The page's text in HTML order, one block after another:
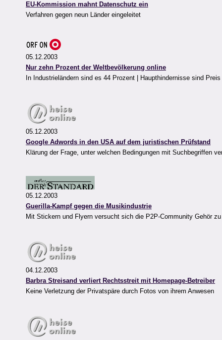
EU-Kommission mahnt Datenschutz ein
Verfahren gegen neun Länder eingeleitet
05.12.2003
Nur zehn Prozent der Weltbevölkerung online
In Industrieländern sind es 44 Prozent | Haupthindernisse sind
05.12.2003
Google Adwords in den USA auf dem juristischen Prüfstand
Klärung der Frage, unter welchen Bedingungen mit Suchbegriffen
05.12.2003
Guerilla-Kampf gegen die Musikindustrie
Mit Stickern und Flyern versucht sich die P2P-Community Gehör
04.12.2003
Barbra Streisand verliert Rechtsstreit mit Homepage-Betreiber
Keine Verletzung der Privatspäre durch Fotos von ihrem Anwesen